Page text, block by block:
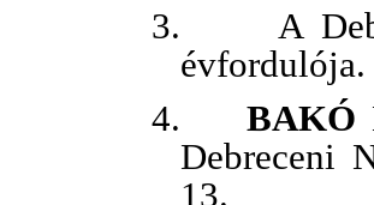
3.
A
4.
BAKÓ
Debreceni
13.